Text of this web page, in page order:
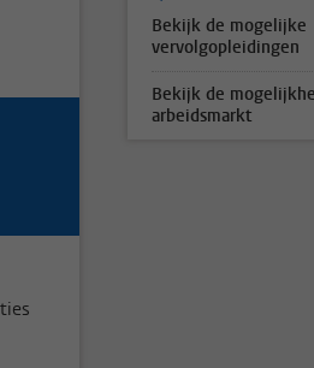
Bekijk de mogelijke
vervolgopleidingen
Bekijk de
arbeidsmarkt